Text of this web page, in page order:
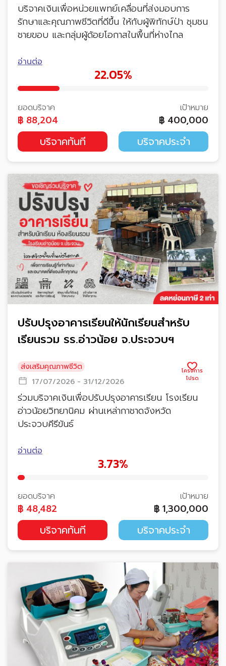
บริจาคเงินเพื่อหน่วยแพทย์เคลื่อนที่ส่งมอบการ
รักษาและคุณภาพชีวิตที่ดีขึ้น ให้กับผู้พิทักษ์ป่า ชุมชน
ชายขอบ และกลุ่มผู้ด้อยโอกาสในพื้นที่ห่างไกล
อ่านต่อ
22.05%
ยอดบริจาค
฿ 88,204
เป้าหมาย
฿ 400,000
บริจาคทันที บริจาคประจำ
ปรับปรุงอาคารเรียนให้นักเรียนสำหรับ
เรียนรวม รร.อ่าวน้อย จ.ประจวบฯ
ส่งเสริมคุณภาพชีวิต
17/07/2026 - 31/12/2026
ร่วมบริจาคเงินเพื่อปรับปรุงอาคารเรียน โรงเรียน
อ่าวน้อยวิทยานิคม ผ่านเหล่ากาชาดจังหวัด
ประจวบคีรีขันธ์
อ่านต่อ
3.73%
ยอดบริจาค
฿ 48,482
เป้าหมาย
฿ 1,300,000
บริจาคทันที บริจาคประจำ